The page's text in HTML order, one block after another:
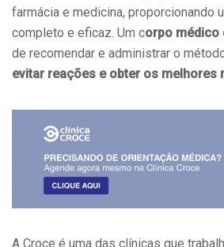
farmácia e medicina, proporcionando
completo e eficaz. Um corpo médico
de recomendar e administrar o
evitar reações e obter os melhores
A Croce é uma das clínicas que